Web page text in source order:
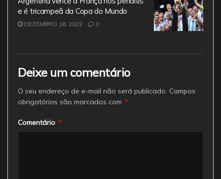
e é tricampeã da Copa do Mundo
DEZEMBRO 18, 2022 0
Deixe um comentário
O seu endereço de e-mail não será publicado. Campos
obrigatórios são marcados com *
Comentário *